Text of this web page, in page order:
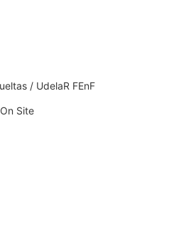
/ UdelaR FEnF
Site